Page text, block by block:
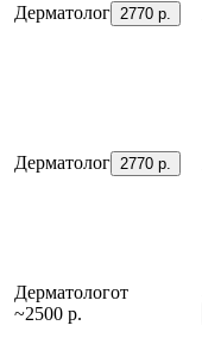
Дерма­толог 2770 р.
Дерма­толог 2770 р.
Дерма­тологот
~2500 р.